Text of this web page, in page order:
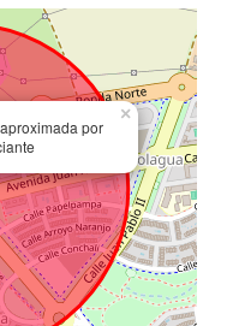
por
×